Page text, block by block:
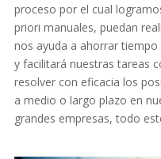
proceso por el cual
priori manuales, puedan
nos ayuda a ahorrar
y facilitará nuestras tareas
resolver con eficacia los
a medio o largo plazo en
grandes empresas, todo